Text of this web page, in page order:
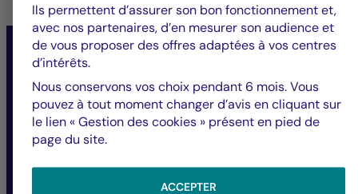
Évènements
24 Septembre Paris
Rendez-vous à l’IPEM Paris sur le
stand R126
Ils permettent d’assurer son bon fonctionnement et,
avec nos partenaires, d’en mesurer son audience et
de vous proposer des offres adaptées à vos centres
d’intérêts.
Nous conservons vos choix pendant 6 mois. Vous
pouvez à tout moment changer d’avis en cliquant sur
le lien « Gestion des cookies » présent en pied de
page du site.
ACCEPTER